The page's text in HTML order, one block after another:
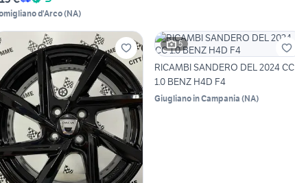
d'Arco(NA)
5
RICAMBI SANDERO DEL 2024 CC
1.0 BENZ H4D F4
Giugliano in Campania (NA)